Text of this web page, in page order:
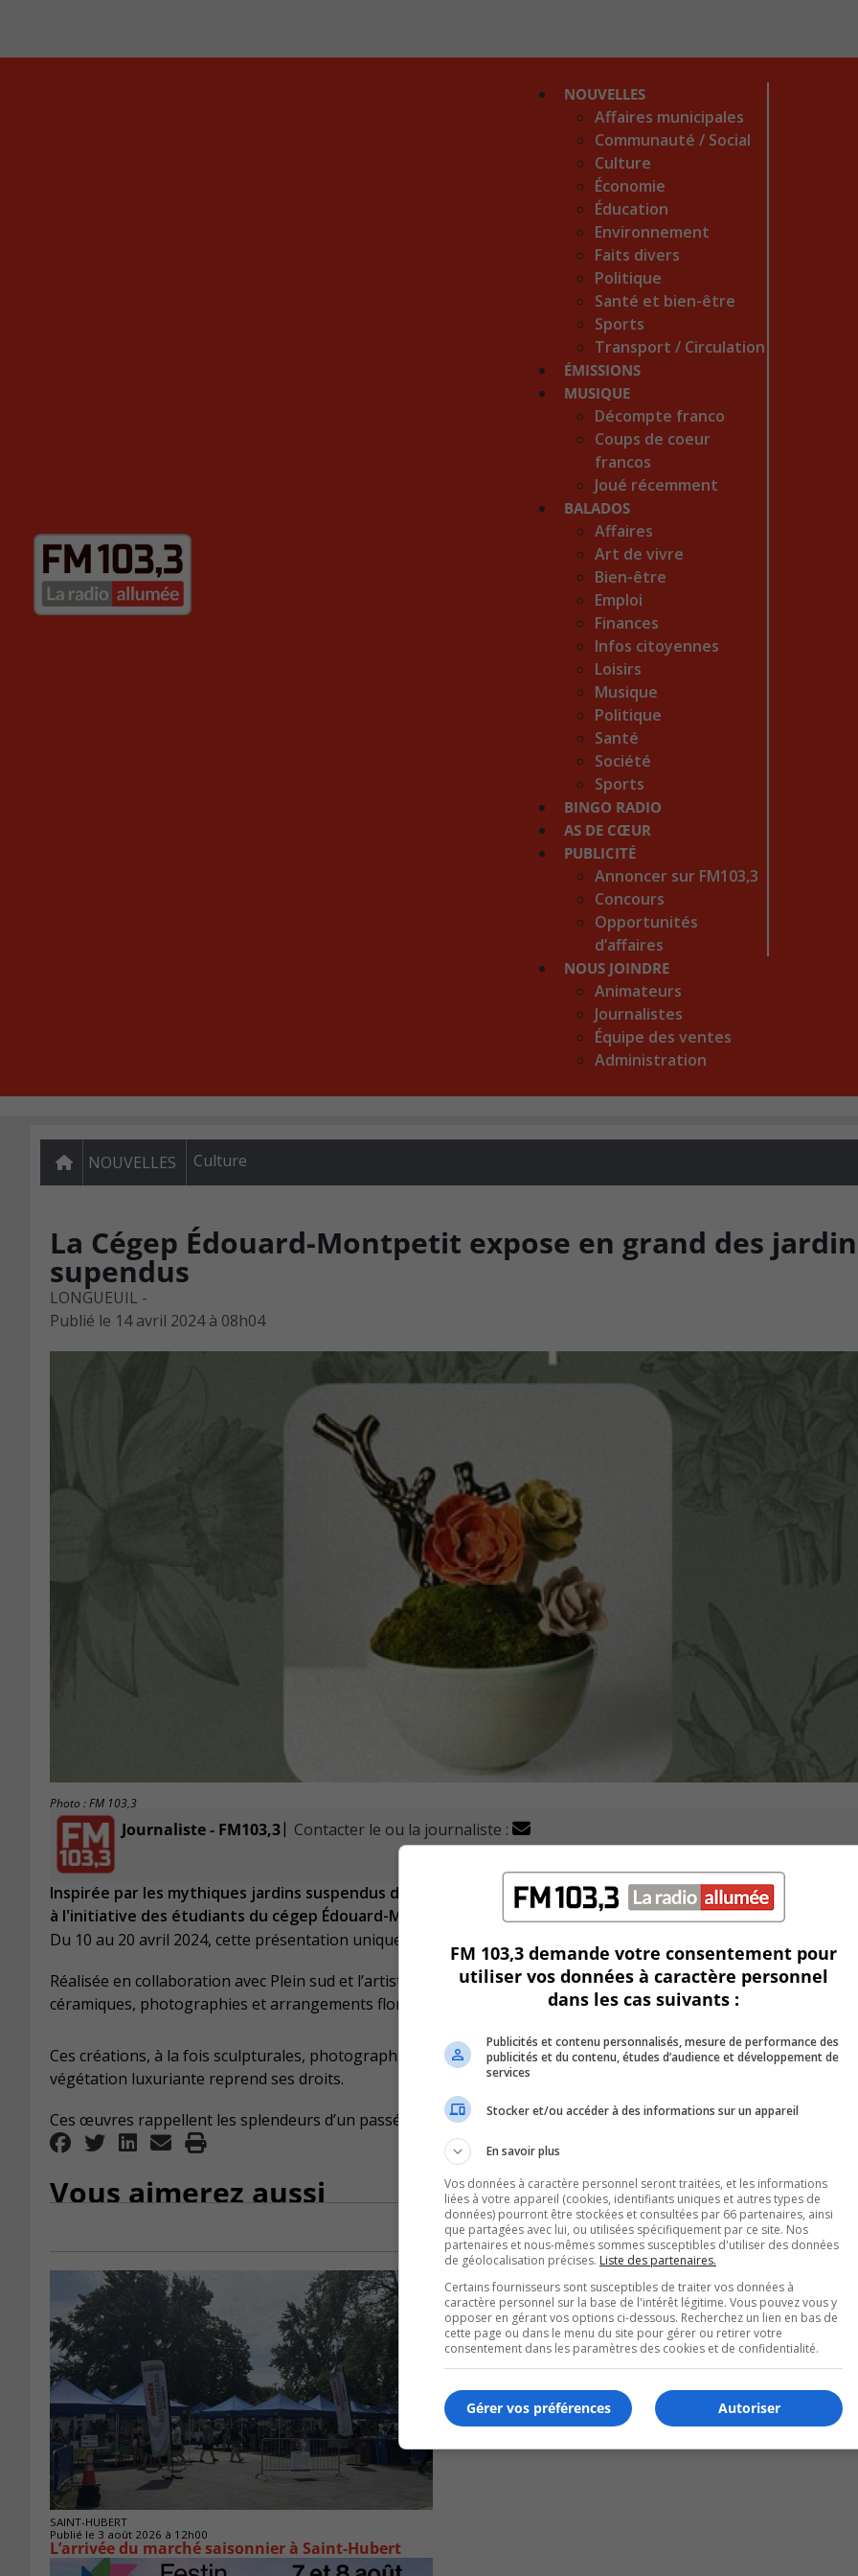
NOUVELLES
Affaires municipales
Communauté / Social
Culture
Économie
Éducation
Environnement
Faits divers
Politique
Santé et bien-être
Sports
Transport / Circulation
ÉMISSIONS
MUSIQUE
Décompte franco
Coups de coeur
francos
Joué récemment
BALADOS
Affaires
Art de vivre
Bien-être
Emploi
Finances
Infos citoyennes
Loisirs
Musique
Politique
Santé
Société
Sports
BINGO RADIO
AS DE CŒUR
PUBLICITÉ
Annoncer sur FM103,3
Concours
Opportunités
d’affaires
NOUS JOINDRE
Animateurs
Journalistes
Équipe des ventes
Administration
NOUVELLES Culture
La Cégep Édouard-Montpetit expose en grand des
supendus
LONGUEUIL -
Publié le 14 avril 2024 à 08h04
Photo : FM 103,3
Journaliste - FM103,3| Contacter le ou la journaliste :
Inspirée par les mythiques jardins suspendus de Babylone, l'exposition "Jardins suspendus" s'ouvre ce mois
à l'initiative des étudiants du cégep Édouard-Montpetit.
Du 10 au 20 avril 2024, cette présentation unique explore l’harmonie entre art et nature.
Réalisée en collaboration avec Plein sud et l’artiste-fleuriste Lucie Leblanc, elle met en lumière des œuvres
céramiques, photographies et arrangements floraux.
Ces créations, à la fois sculpturales, photographiques et végétales, plongent les visiteurs dans un monde où la
végétation luxuriante reprend ses droits.
Ces œuvres rappellent les splendeurs d’un passé ancien tout en célébrant le talent et l’imaginaire des jeunes
Vous aimerez aussi
SAINT-HUBERT
Publié le 3 août 2026 à 12h00
L’arrivée du marché saisonnier à Saint-Hubert
FM 103,3 demande votre consentement pour
utiliser vos données à caractère personnel
dans les cas suivants :
Publicités et contenu personnalisés, mesure de performance des
publicités et du contenu, études d’audience et développement de
services
Stocker et/ou accéder à des informations sur un appareil
En savoir plus
Vos données à caractère personnel seront traitées, et les informations
liées à votre appareil (cookies, identifiants uniques et autres types de
données) pourront être stockées et consultées par 66 partenaires, ainsi
que partagées avec lui, ou utilisées spécifiquement par ce site. Nos
partenaires et nous-mêmes sommes susceptibles d'utiliser des données
de géolocalisation précises. Liste des partenaires.
Certains fournisseurs sont susceptibles de traiter vos données à
caractère personnel sur la base de l'intérêt légitime. Vous pouvez vous y
opposer en gérant vos options ci-dessous. Recherchez un lien en bas de
cette page ou dans le menu du site pour gérer ou retirer votre
consentement dans les paramètres des cookies et de confidentialité.
Autoriser
Gérer vos préférences